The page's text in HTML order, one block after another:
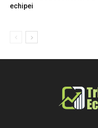
echipei